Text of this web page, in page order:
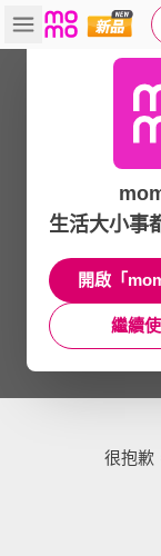
很抱歉
生活大小事
開啟「
繼續